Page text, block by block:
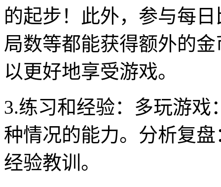
的起步！此外，参与每
局数等都能获得额外的
以更好地享受游戏。
3.练习和经验：多玩游
种情况的能力。分析复
经验教训。